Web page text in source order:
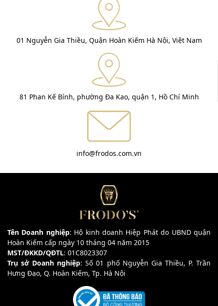
01 Nguyễn Gia Thiều, Quận Hoàn Kiếm Hà Nội, Việt Nam
81 Phan Kế Bính, phường Đa Kao, quận 1, Hồ Chí Minh
info@frodos.com.vn
Tên Doanh nghiệp: Hộ kinh doanh Hiệp Phát do UBND quận
Hoàn Kiếm cấp ngày 10 tháng 04 năm 2015
MST/ĐKKD/QĐTL: 01C8023307
Trụ sở Doanh nghiệp: Số 01 phố Nguyễn Gia Thiều, P. Trần
Hưng Đạo, Q. Hoàn Kiếm, Tp. Hà Nội